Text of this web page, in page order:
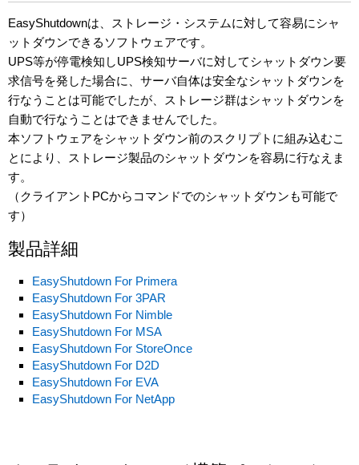
EasyShutdownは、ストレージ・システムに対して容易にシャ
ットダウンできるソフトウェアです。
UPS等が停電検知しUPS検知サーバに対してシャットダウン要
求信号を発した場合に、サーバ自体は安全なシャットダウンを
行なうことは可能でしたが、ストレージ群はシャットダウンを
自動で行なうことはできませんでした。
本ソフトウェアをシャットダウン前のスクリプトに組み込むこ
とにより、ストレージ製品のシャットダウンを容易に行なえま
す。
（クライアントPCからコマンドでのシャットダウンも可能で
す）
製品詳細
EasyShutdown For Primera
EasyShutdown For 3PAR
EasyShutdown For Nimble
EasyShutdown For MSA
EasyShutdown For StoreOnce
EasyShutdown For D2D
EasyShutdown For EVA
EasyShutdown For NetApp